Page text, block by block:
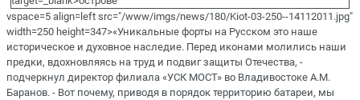
vspace=5 align=left src="/www/imgs/news/180/Kiot-03-250--14112011.jpg"
width=250 height=347>«Уникальные форты на Русском это наше
историческое и духовное наследие. Перед иконами молились наши
предки, вдохновляясь на труд и подвиг защиты Отечества, -
подчеркнул директор филиала «УСК МОСТ» во Владивостоке А.М.
Баранов. - Вот почему, приводя в порядок территорию батареи, мы